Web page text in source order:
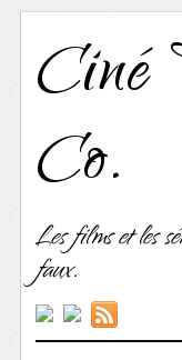
Ciné
Co.
Les films et les
faux.